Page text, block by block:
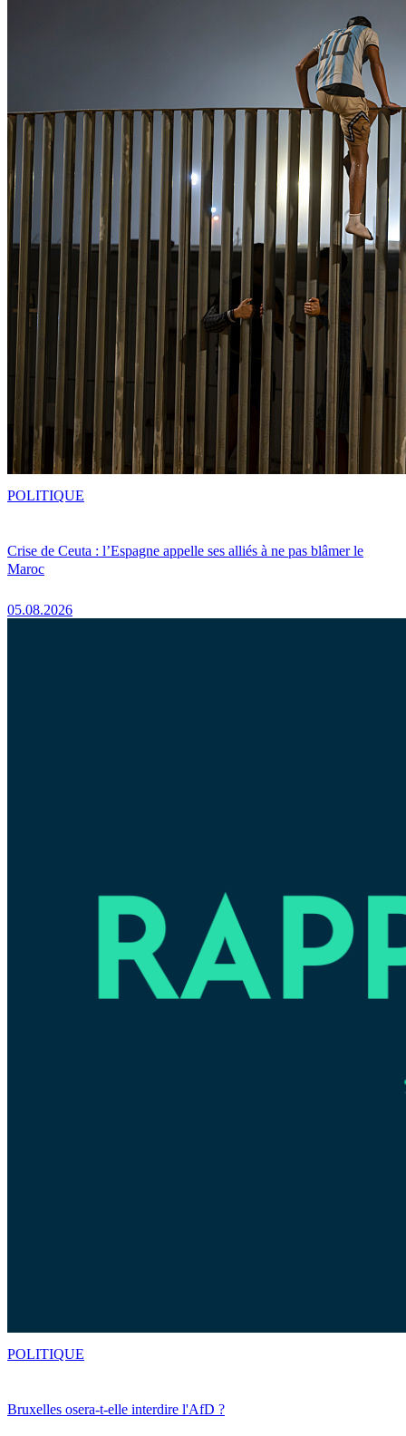
Crise de Ceuta : l’Espagne appelle ses alliés à ne pas blâmer le
Maroc
05.08.2026
POLITIQUE
Bruxelles osera-t-elle interdire l'AfD ?
POLITIQUE